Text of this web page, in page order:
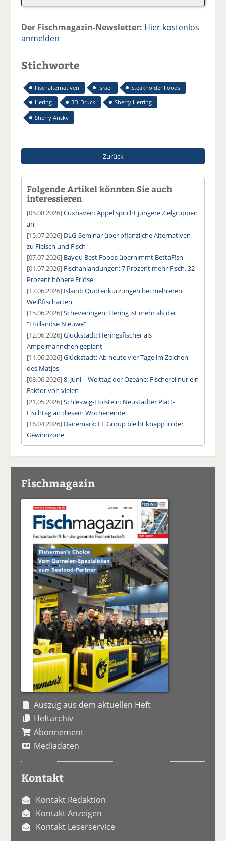
Der Fischmagazin-Newsletter: Hier kostenlos
anmelden
Stichworte
Fischalternativen Israel
Steakholder Foods
Hering
3D-Druck
Sherry Herring
Sherry Ansky
Zurück
Folgende Artikel könnten Sie auch
interessieren
[05.08.2026]Cuxhaven: Appel spricht jüngere Zielgruppen
an
[15.07.2026] DLG-Seminar über pflanzliche Alternativen
zu Fleisch und Fisch
[07.07.2026] Bayou Best Foods übernimmt BettaF!sh
[01.07.2026] Fischanlandungen: 7 Prozent mehr Fisch, 32
Prozent höhere Erlöse
[17.06.2026] Island: Quotenkürzungen bei mehreren
Weißfischarten
[15.06.2026]Scheveningen: Hering ist mehr als der
"Hollandse Nieuwe"
[12.06.2026]Glückstadt: Heringsfischer als
Ampelmännchen geplant
[11.06.2026]Glückstadt: Ab heute vier Tage im Zeichen
des Matjes
[08.06.2026]8. Juni – Welttag der Ozeane: Fischerei nur ein
Faktor von vielen
[21.05.2026]Schleswig-Holstein: Neustädter Platt-
Fischtag an diesem Wochenende
[16.04.2026] Dänemark: FF Group bleibt knapp in der
Gewinnzone
Fischmagazin
Auszug aus dem aktuellen Heft
Heftarchiv
Abonnement
Mediadaten
Kontakt
Kontakt Redaktion
Kontakt Anzeigen
Kontakt Leserservice